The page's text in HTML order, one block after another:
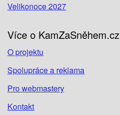
Velikonoce 2027
Více o KamZaSněhem.cz
O projektu
Spolupráce a reklama
Pro webmastery
Kontakt